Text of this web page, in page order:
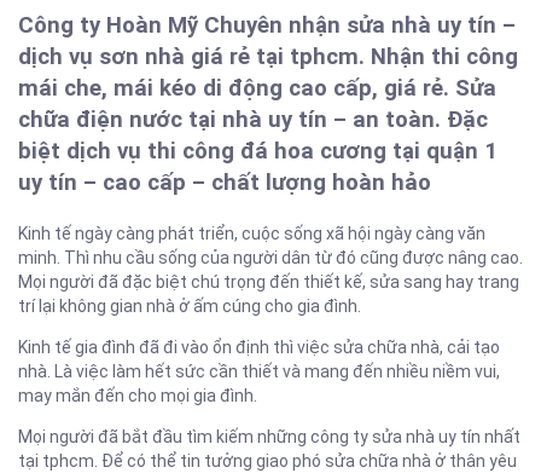
Công ty Hoàn Mỹ Chuyên nhận sửa nhà uy tín –
dịch vụ sơn nhà giá rẻ tại tphcm. Nhận thi công
mái che, mái kéo di động cao cấp, giá rẻ. Sửa
chữa điện nước tại nhà uy tín – an toàn. Đặc
biệt dịch vụ thi công đá hoa cương tại quận 1
uy tín – cao cấp – chất lượng hoàn hảo
Kinh tế ngày càng phát triển, cuộc sống xã hội ngày càng văn
minh. Thì nhu cầu sống của người dân từ đó cũng được nâng cao.
Mọi người đã đặc biệt chú trọng đến thiết kế, sửa sang hay trang
trí lại không gian nhà ở ấm cúng cho gia đình.
Kinh tế gia đình đã đi vào ổn định thì việc sửa chữa nhà, cải tạo
nhà. Là việc làm hết sức cần thiết và mang đến nhiều niềm vui,
may mắn đến cho mọi gia đình.
Mọi người đã bắt đầu tìm kiếm những công ty sửa nhà uy tín nhất
tại tphcm. Để có thể tin tưởng giao phó sửa chữa nhà ở thân yêu